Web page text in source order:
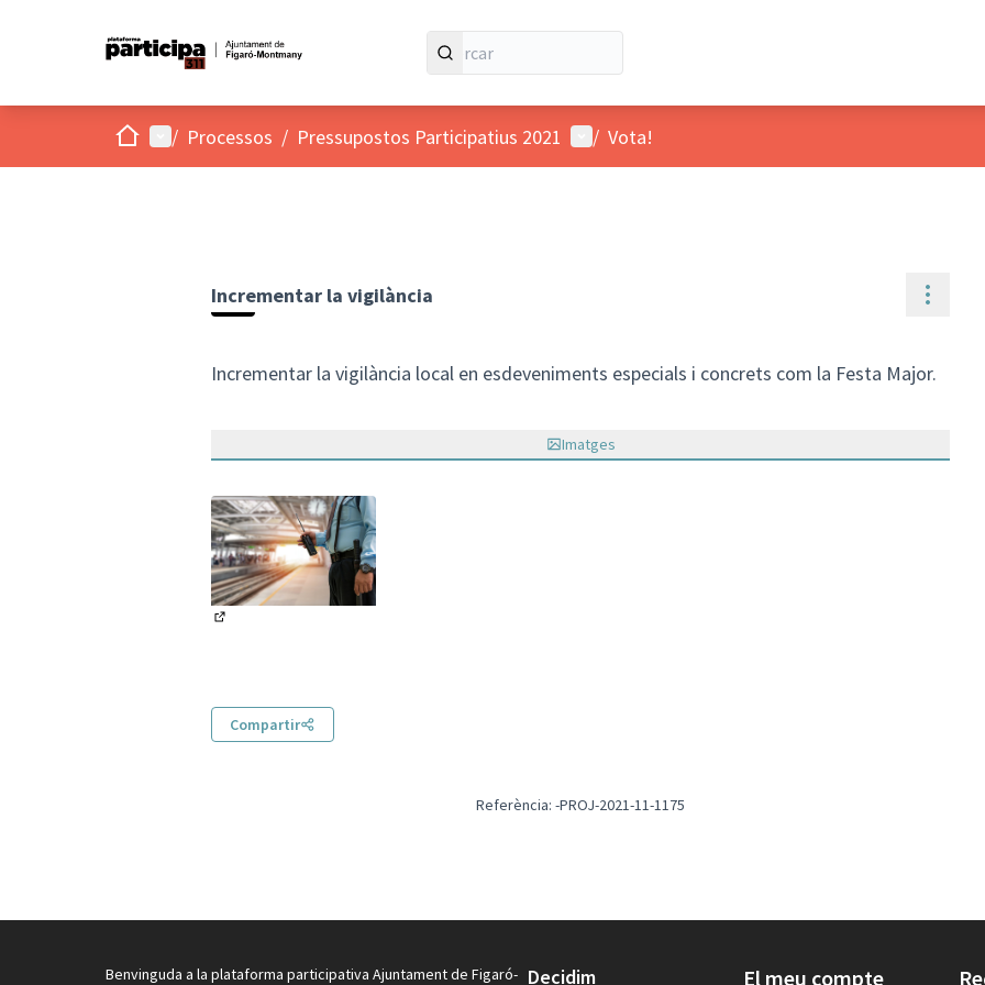
Inici Menú principal
/ Processos / Pressupostos Participatius 2021 Menú d'usuari
/ Vota!
Incrementar la vigilància
Incrementar la vigilància local en esdeveniments especials i concrets com la Festa Major.
Imatges
Compartir
Referència: -PROJ-2021-11-1175
Benvinguda a la plataforma participativa Ajuntament de Figaró- Decidim El meu compte